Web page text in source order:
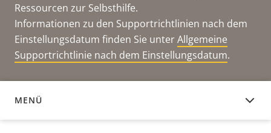
Ressourcen zur Selbsthilfe.
Informationen zu den Supportrichtlinien nach dem
Einstellungsdatum finden Sie unterAllgemeine
Supportrichtlinie nach dem Einstellungsdatum.
MENÜ
DOKUMENTATION